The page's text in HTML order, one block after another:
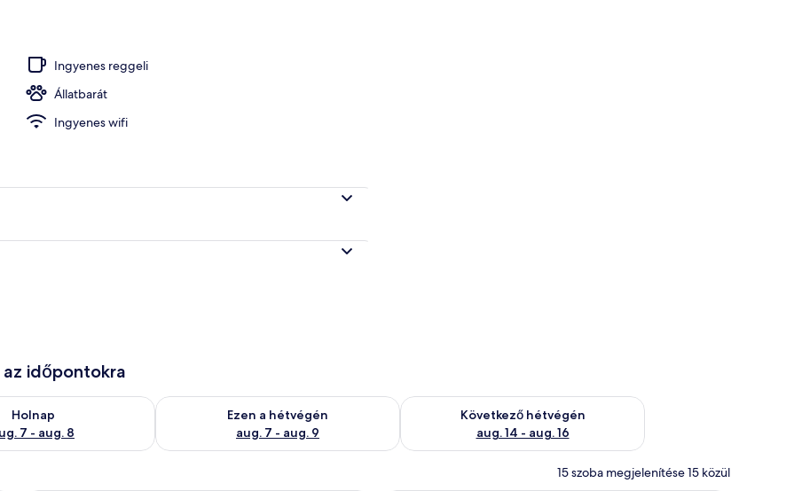
Ingyenes reggeli
Állatbarát
Ingyenes wifi
időpontokra
7
Holnap
7 - aug. 8
állás ellenőrzése: aug. 7 - aug. 8
Ezen a hétvégén
aug. 7 - aug. 9
A mostani hétvégi rendelkezésre állás ellenőrzése: aug. 7 - aug. 9
Következő hétvégén
aug. 14 - aug. 16
A következő hétvégi rendelkezésre állás ellenőrzése: aug. 14 -
15 szoba megjelenítése 15 közül